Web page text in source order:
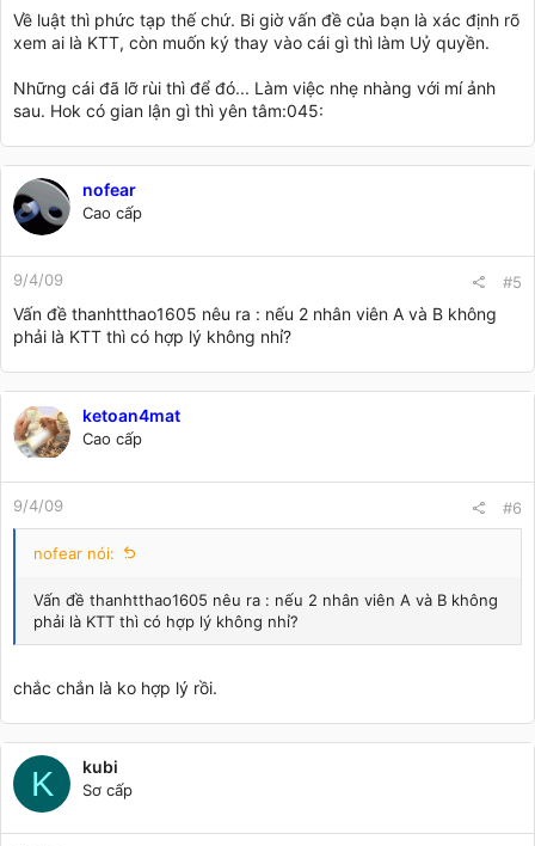
Về luật thì phức tạp thế chứ. Bi giờ vấn đề của bạn là xác định rõ
xem ai là KTT, còn muốn ký thay vào cái gì thì làm Uỷ quyền.
Những cái đã lỡ rùi thì để đó... Làm việc nhẹ nhàng với mí ảnh
sau. Hok có gian lận gì thì yên tâm:045:
nofear
Cao cấp
9/4/09 #5
Vấn đề thanhtthao1605 nêu ra : nếu 2 nhân viên A và B không
phải là KTT thì có hợp lý không nhỉ?
ketoan4mat
Cao cấp
9/4/09 #6
nofear nói:
Vấn đề thanhtthao1605 nêu ra : nếu 2 nhân viên A và B không
phải là KTT thì có hợp lý không nhỉ?
chắc chắn là ko hợp lý rồi.
K kubi
Sơ cấp